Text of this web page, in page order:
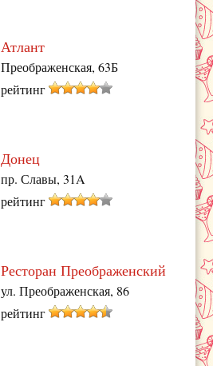
Атлант
Преображенская, 63Б
рейтинг
Донец
пр. Славы, 31A
рейтинг
Ресторан Преображенский
ул. Преображенская, 86
рейтинг